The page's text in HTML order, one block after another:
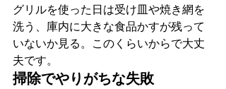
グリルを使った日は受け皿や焼き網を
洗う、庫内に大きな食品かすが残って
いないか見る。このくらいからで大丈
夫です。
掃除でやりがちな失敗